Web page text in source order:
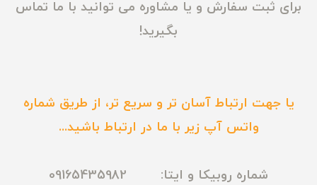
برای ثبت سفارش و یا مشاوره می توانید با ما تماس
بگیرید!
یا جهت ارتباط آسان تر و سریع تر، از طریق شماره
واتس آپ زیر با ما در ارتباط باشید...
شماره روبیکا و ایتا: 09165435982